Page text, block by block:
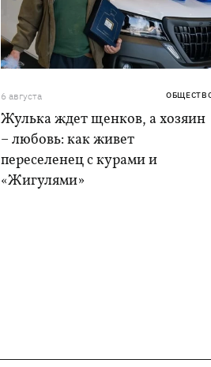
6 августа
Жулька ждет щенков, а хозяин
– любовь: как живет
переселенец с курами и
«Жигулями»